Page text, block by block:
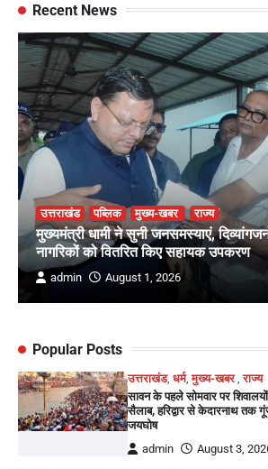
Recent News
उत्तराखंड पब्लिक मुख्य-खबर राज्य
मुख्यमंत्री धामी ने सुनी जनसमस्याएं,
नागरिकों को वितरित किए सहायक उपकरण
admin August 1, 2026
Popular Posts
उत्तराखंड,धर्म,मुख्य-खबर ,राज्य
सावन के पहले सोमवार पर
सैलाब, हरिद्वार से केदारनाथ तक
जयघोष
admin
August 3,